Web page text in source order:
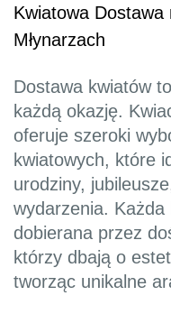
Kwiatowa
Młynarzach
Dostawa kwiatów
każdą okazję.
oferuje szeroki
kwiatowych, które
urodziny,
wydarzenia.
dobierana przez
którzy dbają o
tworząc unikalne